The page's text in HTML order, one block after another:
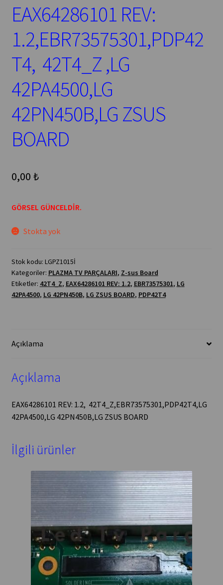
EAX64286101 REV:
1.2,EBR73575301,PDP42
T4, 42T4_Z ,LG
42PA4500,LG
42PN450B,LG ZSUS
BOARD
0,00 ₺
GÖRSEL GÜNCELDİR.
Stokta yok
Stok kodu: LGPZ1015İ
Kategoriler: PLAZMA TV PARÇALARI, Z-sus Board
Etiketler: 42T4_Z, EAX64286101 REV: 1.2, EBR73575301, LG
42PA4500, LG 42PN450B, LG ZSUS BOARD, PDP42T4
Açıklama
Açıklama
EAX64286101 REV: 1.2, 42T4_Z,EBR73575301,PDP42T4,LG
42PA4500,LG 42PN450B,LG ZSUS BOARD
İlgili ürünler